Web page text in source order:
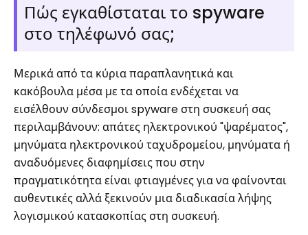
Πώς εγκαθίσταται το spyware
στο τηλέφωνό σας;
Μερικά από τα κύρια παραπλανητικά και
κακόβουλα μέσα με τα οποία ενδέχεται να
εισέλθουν σύνδεσμοι spyware στη συσκευή σας
περιλαμβάνουν: απάτες ηλεκτρονικού "ψαρέματος",
μηνύματα ηλεκτρονικού ταχυδρομείου, μηνύματα ή
αναδυόμενες διαφημίσεις που στην
πραγματικότητα είναι φτιαγμένες για να φαίνονται
αυθεντικές αλλά ξεκινούν μια διαδικασία λήψης
λογισμικού κατασκοπίας στη συσκευή.